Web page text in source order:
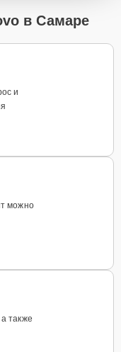
в Самаре
и
можно
также